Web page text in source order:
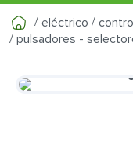
eléctrico
pulsadores -